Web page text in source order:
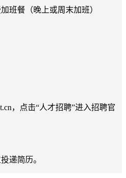
班餐（晚上或周末加班）
，点击“人才招聘”进入招聘官
递简历。